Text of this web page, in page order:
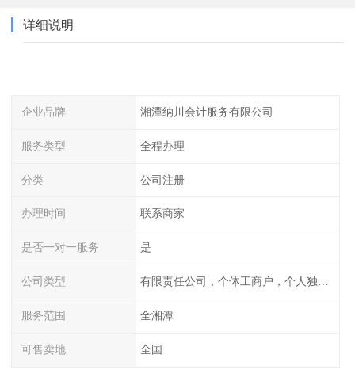
详细说明
企业品牌 湘潭纳川会计服务有限公司
服务类型 全程办理
分类 公司注册
办理时间 联系商家
是否一对一服务 是
公司类型
服务范围 全湘潭
可售卖地 全国